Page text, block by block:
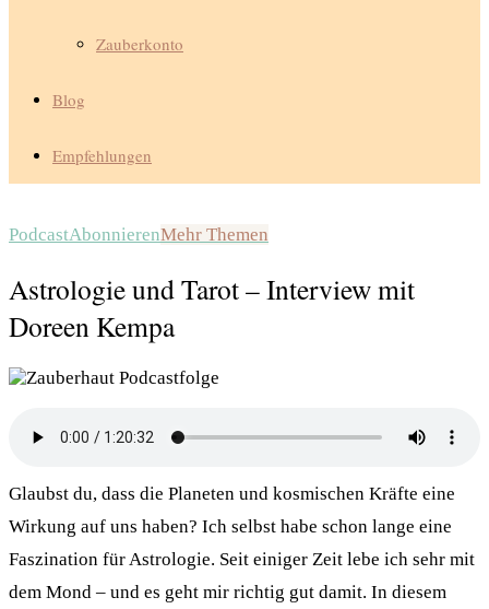
Zauberkonto
Blog
Empfehlungen
PodcastAbonnierenMehr Themen
Astrologie und Tarot – Interview mit
Doreen Kempa
Glaubst du, dass die Planeten und kosmischen Kräfte eine
Wirkung auf uns haben? Ich selbst habe schon lange eine
Faszination für Astrologie. Seit einiger Zeit lebe ich sehr mit
dem Mond – und es geht mir richtig gut damit. In diesem